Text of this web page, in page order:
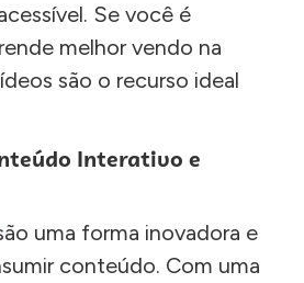
Se você é
melhor vendo na
são o recurso ideal
Interativo e
uma forma inovadora e
conteúdo. Com uma